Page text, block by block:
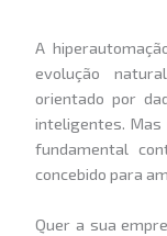
A
evolução
orientado por
inteligentes. Mas
fundamental
concebido para
Quer a sua